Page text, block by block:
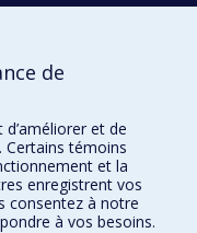
de
et de
Certains témoins
et la
enregistrent vos
consentez à notre
à vos besoins.